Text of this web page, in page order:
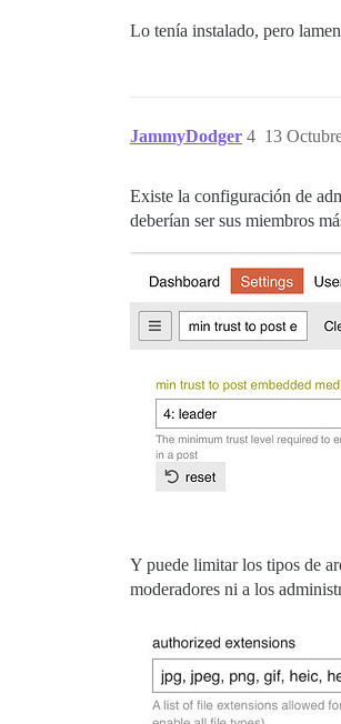
Lo tenía instalado, pero
JammyDodger 13
4
Existe la configuración de
deberían ser sus miembros
Y puede limitar los tipos de
moderadores ni a los